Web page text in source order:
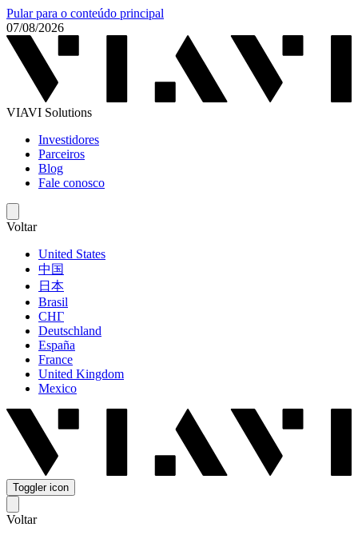
Pular para o conteúdo principal
07/08/2026
VIAVI Solutions
Investidores
Parceiros
Blog
Fale conosco
Voltar
United States
中国
日本
Brasil
СНГ
Deutschland
España
France
United Kingdom
Mexico
Toggler icon
Voltar